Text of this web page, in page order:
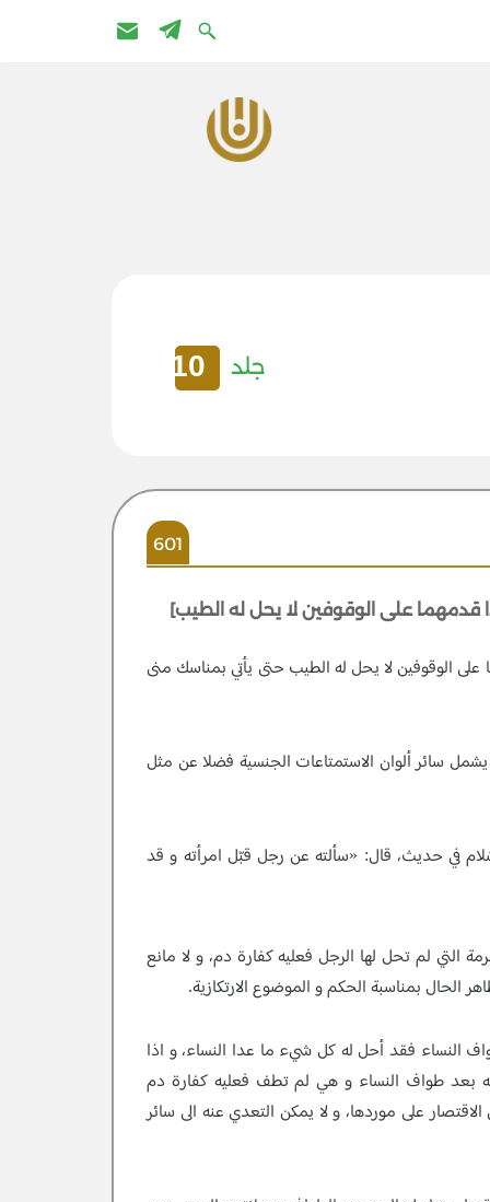
جلد 10
601
على الوقوفين لا يحل له الطيب حتى يأتي بمناسك منى
يشمل سائر ألوان الاستمتاعات الجنسية فضلا عن مثل
في حديث، قال: «سألته عن رجل قبّل امرأته و قد
التي لم تحل لها الرجل فعليه كفارة دم، و لا مانع
الحال بمناسبة الحكم و الموضوع الارتكازية.
النساء فقد أحل له كل شيء ما عدا النساء، و اذا
بعد طواف النساء و هي لم تطف فعليه كفارة دم
على موردها، و لا يمكن التعدي عنه الى سائر